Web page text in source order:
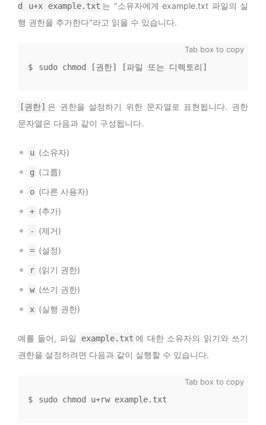
d u+x example.txt 는 "소유자에게 example.txt 파일의 실
행 권한을 추가한다"라고 읽을 수 있습니다.
sudo chmod [권한] [파일 또는 디렉토리]
[권한] 은 권한을 설정하기 위한 문자열로 표현됩니다. 권한
문자열은 다음과 같이 구성됩니다.
u (소유자)
g (그룹)
o (다른 사용자)
+ (추가)
- (제거)
= (설정)
r (읽기 권한)
w (쓰기 권한)
x (실행 권한)
예를 들어, 파일 example.txt 에 대한 소유자의 읽기와 쓰기
권한을 설정하려면 다음과 같이 실행할 수 있습니다.
sudo chmod u+rw example.txt